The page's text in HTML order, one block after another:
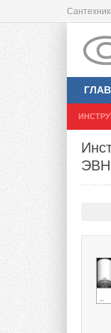
ЭВН